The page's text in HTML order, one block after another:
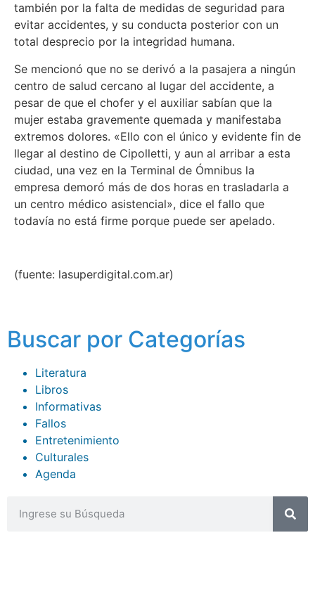
también por la falta de medidas de seguridad para
evitar accidentes, y su conducta posterior con un
total desprecio por la integridad humana.
Se mencionó que no se derivó a la pasajera a ningún
centro de salud cercano al lugar del accidente, a
pesar de que el chofer y el auxiliar sabían que la
mujer estaba gravemente quemada y manifestaba
extremos dolores. «Ello con el único y evidente fin de
llegar al destino de Cipolletti, y aun al arribar a esta
ciudad, una vez en la Terminal de Ómnibus la
empresa demoró más de dos horas en trasladarla a
un centro médico asistencial», dice el fallo que
todavía no está firme porque puede ser apelado.
(fuente: lasuperdigital.com.ar)
Buscar por Categorías
Literatura
Libros
Informativas
Fallos
Entretenimiento
Culturales
Agenda